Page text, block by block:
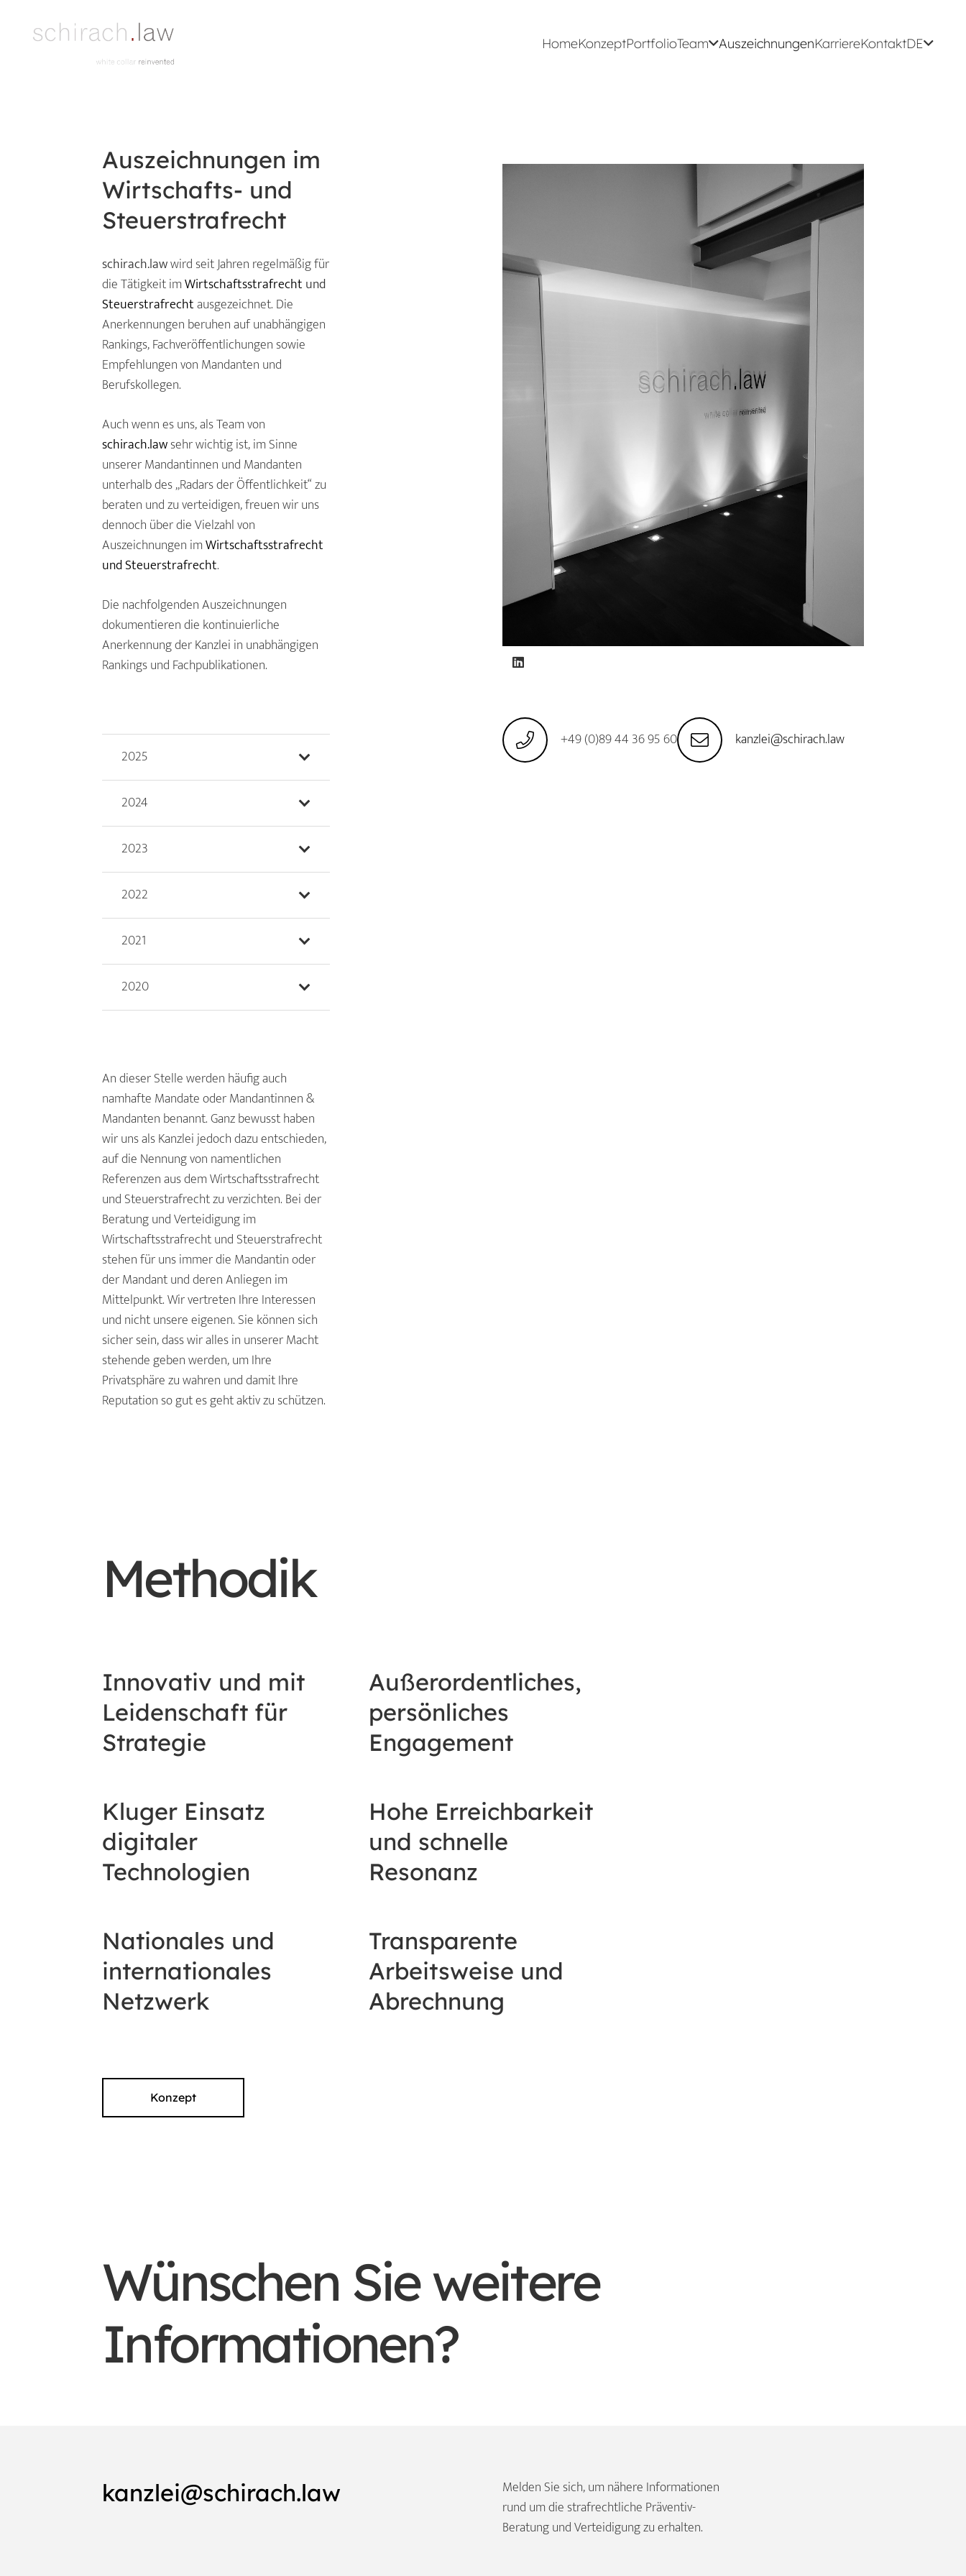
HomeKonzeptPortfolioTeam AuszeichnungenKarriereKontaktDE
Auszeichnungen im
Wirtschafts- und
Steuerstrafrecht
schirach.lawwird seit Jahren regelmäßig für
die Tätigkeit imWirtschaftsstrafrecht und
Steuerstrafrechtausgezeichnet. Die
Anerkennungen beruhen auf unabhängigen
Rankings, Fachveröffentlichungen sowie
Empfehlungen von Mandanten und
Berufskollegen.
Auch wenn es uns, als Team von
schirach.lawsehr wichtig ist, im Sinne
unserer Mandantinnen und Mandanten
unterhalb des „Radars der Öffentlichkeit“ zu
beraten und zu verteidigen, freuen wir uns
dennoch über die Vielzahl von
Auszeichnungen imWirtschaftsstrafrecht
und Steuerstrafrecht.
Die nachfolgenden Auszeichnungen
dokumentieren die kontinuierliche
Anerkennung der Kanzlei in unabhängigen
Rankings und Fachpublikationen.
2025
2024
2023
2022
2021
2020
An dieser Stelle werden häufig auch
namhafte Mandate oder Mandantinnen &
Mandanten benannt. Ganz bewusst haben
wir uns als Kanzlei jedoch dazu entschieden,
auf die Nennung von namentlichen
Referenzen aus dem Wirtschaftsstrafrecht
und Steuerstrafrecht zu verzichten. Bei der
Beratung und Verteidigung im
Wirtschaftsstrafrecht und Steuerstrafrecht
stehen für uns immer die Mandantin oder
der Mandant und deren Anliegen im
Mittelpunkt. Wir vertreten Ihre Interessen
und nicht unsere eigenen. Sie können sich
sicher sein, dass wir alles in unserer Macht
stehende geben werden, um Ihre
Privatsphäre zu wahren und damit Ihre
Reputation so gut es geht aktiv zu schützen.
+49 (0)89 44 36 95 60 kanzlei@schirach.law
Methodik
Innovativ und mit
Leidenschaft für
Strategie
Außerordentliches,
persönliches
Engagement
Kluger Einsatz
digitaler
Technologien
Hohe Erreichbarkeit
und schnelle
Resonanz
Nationales und
internationales
Netzwerk
Transparente
Arbeitsweise und
Abrechnung
Konzept
Wünschen Sie weitere
Informationen?
kanzlei@schirach.law
Melden Sie sich, um nähere Informationen
rund um die strafrechtliche Präventiv-
Beratung und Verteidigung zu erhalten.